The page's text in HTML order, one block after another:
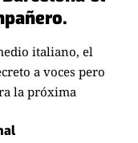
italiano, el
a voces pero
la próxima